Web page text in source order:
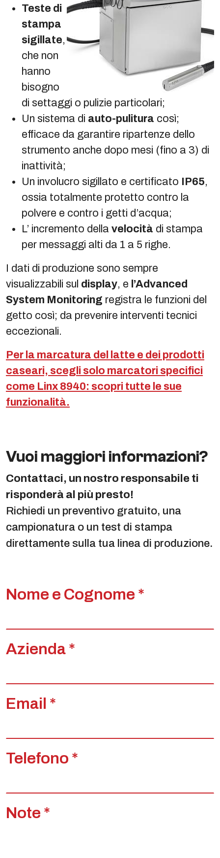
Teste di
stampa
sigillate,
che non
hanno
bisogno
di settaggi o pulizie particolari;
Un sistema di auto-pulitura così;
efficace da garantire ripartenze dello
strumento anche dopo mesi (fino a 3) di
inattività;
Un involucro sigillato e certificato IP65,
ossia totalmente protetto contro la
polvere e contro i getti d’acqua;
L’ incremento della velocità di stampa
per messaggi alti da 1 a 5 righe.
I dati di produzione sono sempre
visualizzabili sul display, e l’Advanced
System Monitoring registra le funzioni del
getto così; da prevenire interventi tecnici
eccezionali.
Per la marcatura del latte e dei prodotti
caseari, scegli solo marcatori specifici
come Linx 8940: scopri tutte le sue
funzionalità.
Vuoi maggiori informazioni?
Contattaci, un nostro responsabile ti
risponderà al più presto!
Richiedi un preventivo gratuito, una
campionatura o un test di stampa
direttamente sulla tua linea di produzione.
Nome e Cognome *
Azienda *
Email *
Telefono *
Note *